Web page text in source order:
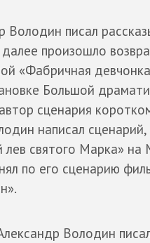
Володин писал
далее произошло
«Фабричная
Большой
сценария
написал
лев святого Марка»
по его сценарию
Володин